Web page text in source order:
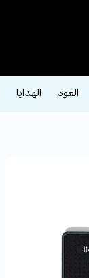
العود الهدايا